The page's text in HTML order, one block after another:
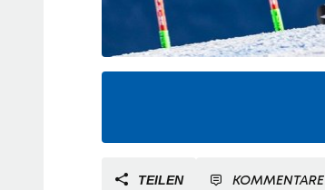
TEILEN KOMMENTARE